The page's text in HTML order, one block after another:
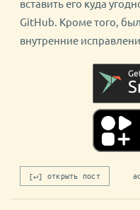
вставить его куда
GitHub. Кроме того,
внутренние
[↵] открыть пост